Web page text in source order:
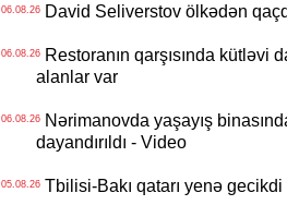
06.08.26David Seliverstov ölkədən
06.08.26Restoranın qarşısında kütləvi
alanlar var
06.08.26Nərimanovda yaşayış
dayandırıldı - Video
05.08.26Tbilisi-Bakı qatarı yenə gecikdi